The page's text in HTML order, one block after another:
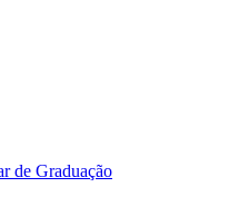
de Graduação